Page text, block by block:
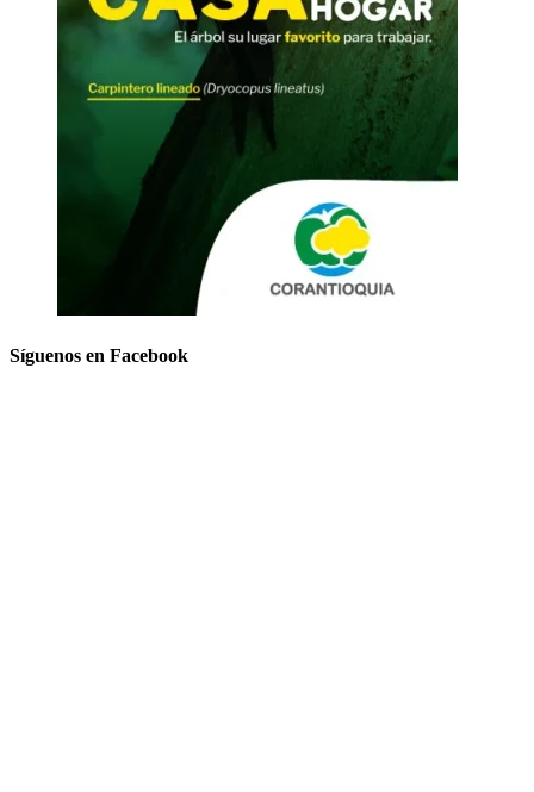
Síguenos en Facebook